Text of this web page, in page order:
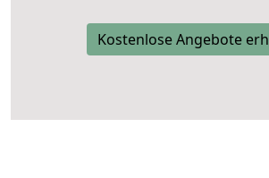
Kostenlose Angebote